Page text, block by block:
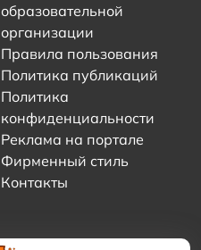
образовательной
организации
Правила пользования
Политика публикаций
Политика
конфиденциальности
Реклама на портале
Фирменный стиль
Контакты